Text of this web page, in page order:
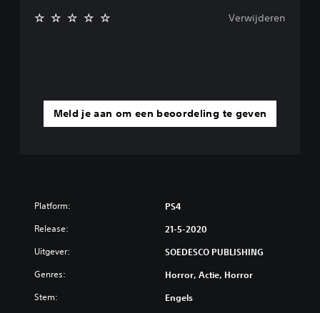
Meld je aan om een beoordeling te geven
Verwijderen
Platform: PS4
Release: 21-5-2020
Uitgever: SOEDESCO PUBLISHING
Genres: Horror, Actie, Horror
Stem: Engels